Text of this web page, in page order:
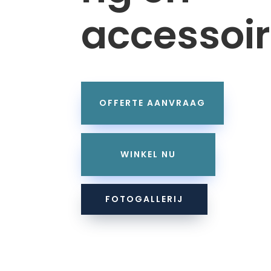
OFFERTE AANVRAAG
WINKEL NU
FOTOGALLERIJ